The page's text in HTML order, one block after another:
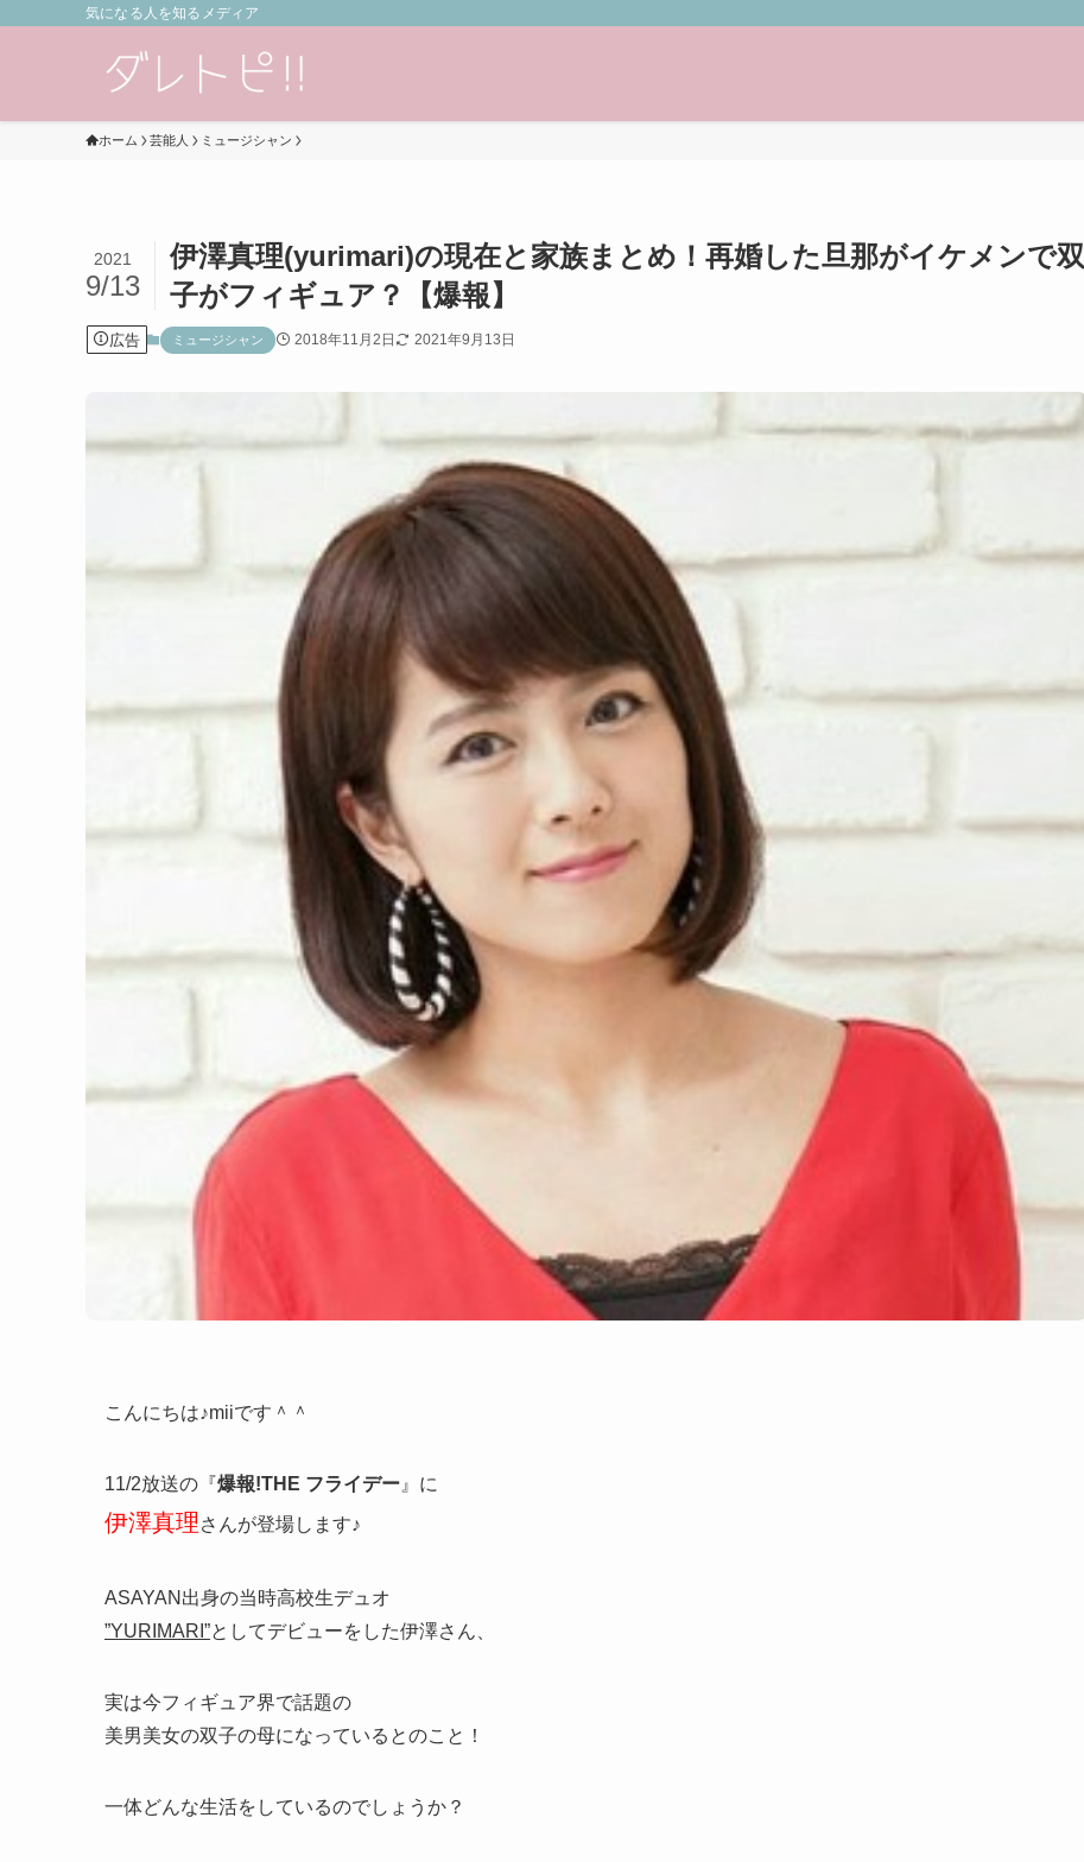
気になる人を知るメディア
ホーム 芸能人 ミュージシャン
伊澤真理(yurimari)の現在と家族まとめ！再婚した旦那がイケメンで双
子がフィギュア？【爆報】
2021
9/13
広告 ミュージシャン 2018年11月2日 2021年9月13日
こんにちは♪miiです＾＾
11/2放送の『爆報!THE フライデー 』に
伊澤真理 さんが登場します♪
ASAYAN出身の当時高校生デュオ
”YURIMARI”としてデビューをした伊澤さん、
実は今フィギュア界で話題の
美男美女の双子の母になっているとのこと！
一体どんな生活をしているのでしょうか？